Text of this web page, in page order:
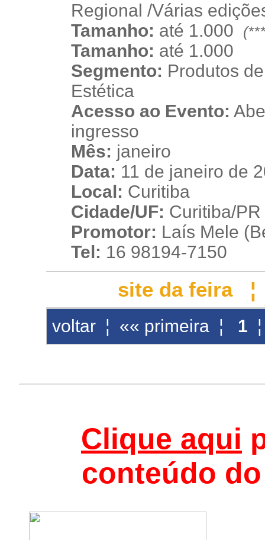
Regional /Várias
Tamanho: até 1.000
Tamanho: até 1.000
Segmento: Produtos
Estética
Acesso ao Evento:
ingresso
Mês: janeiro
Data: 11 de janeiro de
Local: Curitiba
Cidade/UF: Curitiba/
Promotor: Laís Mele
Tel: 16 98194-7150
site da feira
voltar¦ «« primeira¦ 1
Clique aqui
conteúdo